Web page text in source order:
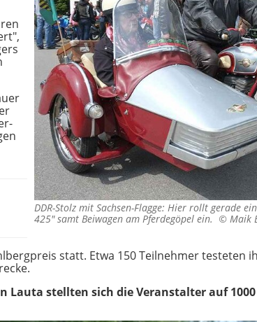
DDR-Stolz mit Sachsen-Flagge: Hier rollt gerade
425" samt Beiwagen am Pferdegöpel ein. © Maik
statt. Etwa 150 Teilnehmer testeten
Lauta stellten sich die Veranstalter auf